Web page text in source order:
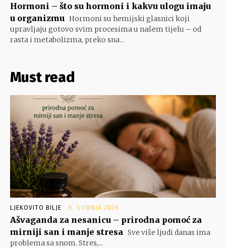
Hormoni – što su hormoni i kakvu ulogu imaju
u organizmu Hormoni su hemijski glasnici koji
upravljaju gotovo svim procesima u našem tijelu – od
rasta i metabolizma, preko sna...
Must read
LJEKOVITO BILJE 6. SVIBNJA 2026.
Ašvaganda za nesanicu – prirodna pomoć za
mirniji san i manje stresa Sve više ljudi danas ima
problema sa snom. Stres,...